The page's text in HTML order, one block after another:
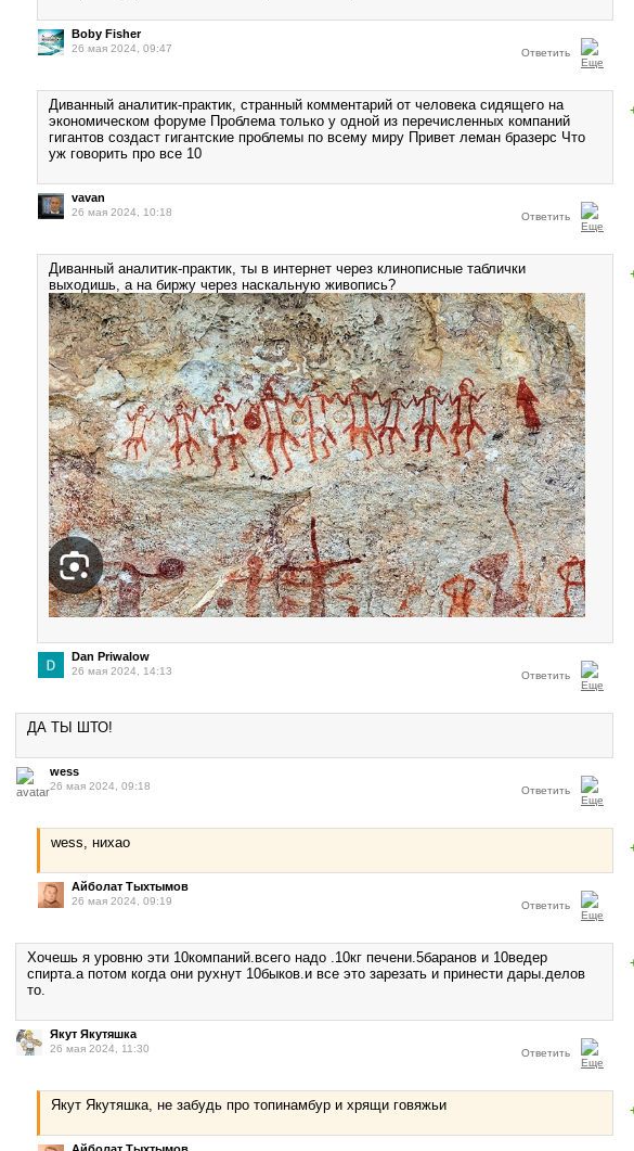
Boby Fisher
26 мая 2024, 09:47 Ответить
Диванный аналитик-практик, странный комментарий от человека сидящего на
экономическом форуме Проблема только у одной из перечисленных компаний
гигантов создаст гигантские проблемы по всему миру Привет леман бразерс Что
уж говорить про все 10
vavan
26 мая 2024, 10:18 Ответить
Диванный аналитик-практик, ты в интернет через клинописные таблички
выходишь, а на биржу через наскальную живопись?
Dan Priwalow
26 мая 2024, 14:13 Ответить
ДА ТЫ ШТО!
wess
26 мая 2024, 09:18 Ответить
wess, нихао
Айболат Тыхтымов
26 мая 2024, 09:19 Ответить
Хочешь я уровню эти 10компаний.всего надо .10кг печени.5баранов и 10ведер
спирта.а потом когда они рухнут 10быков.и все это зарезать и принести дары.делов
то.
Якут Якутяшка
26 мая 2024, 11:30 Ответить
Якут Якутяшка, не забудь про топинамбур и хрящи говяжьи